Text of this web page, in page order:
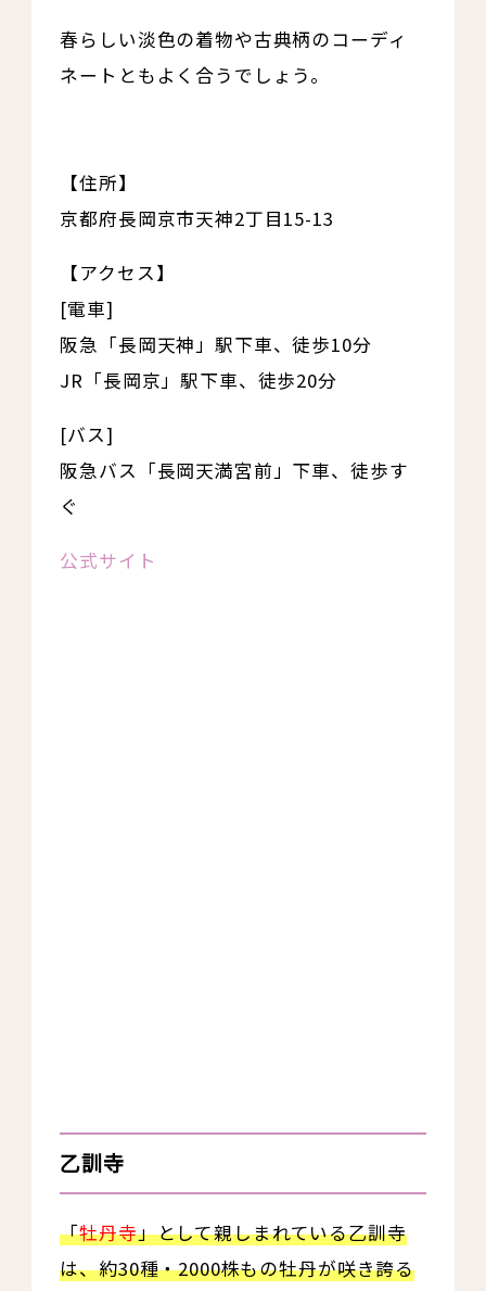
春らしい淡色の着物や古典柄のコーディ
ネートともよく合うでしょう。
【住所】
京都府長岡京市天神2丁目15-13
【アクセス】
[電車]
阪急「長岡天神」駅下車、徒歩10分
JR「長岡京」駅下車、徒歩20分
[バス]
阪急バス「長岡天満宮前」下車、徒歩す
ぐ
公式サイト
乙訓寺
「牡丹寺」として親しまれている乙訓寺
は、約30種・2000株もの牡丹が咲き誇る